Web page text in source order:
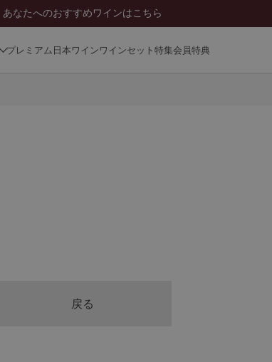
あなたへのおすすめワインはこちら
プレミアム日本ワインワインセット 特集会員特典
戻る